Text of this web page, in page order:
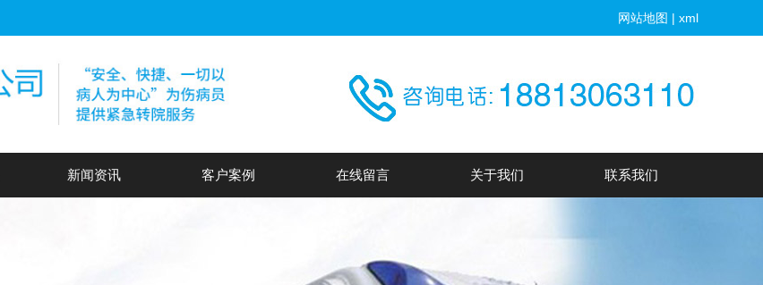
网站地图 | xml
新闻资讯 客户案例 在线留言 关于我们 联系我们